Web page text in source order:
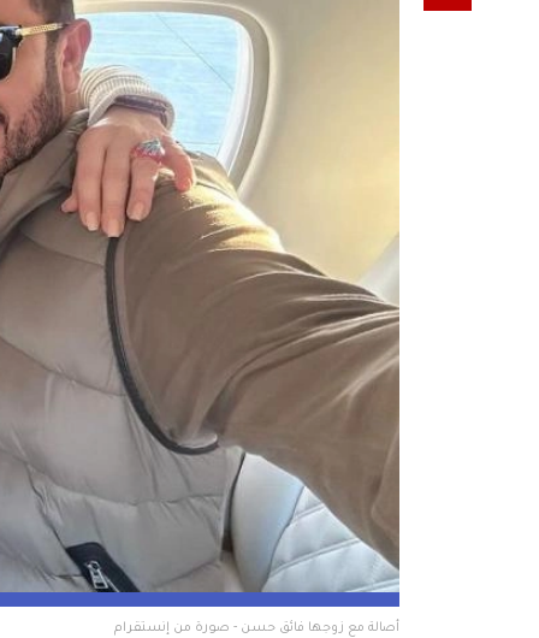
أصالة مع زوجها فائق حسن - صورة من إنستقرام